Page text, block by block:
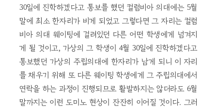
30일에 진학하겠다고 통보를 했던 컬럼비아 의대에는 5월
말에 최소 한자리가 비게 되었고 그렇다면 그 자리는 컬럼
비아 의대 웨이팅에 걸려있던 다른 어떤 학생에게 넘겨지
게 될 것이고, 가상의 그 학생이 4월 30일에 진학하겠다고
통보했던 가상의 주립의대에 한자리가 남게 되니 이 자리
를 채우기 위해 또 다른 웨이팅 학생에게 그 주립의대에서
연락을 하는 과정이 진행되므로 활발하지는 않더라도 6월
말까지는 이런 도미노 현상이 잔잔히 이어질 것이다. 그러